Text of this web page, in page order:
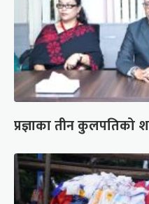
प्रज्ञाका तीन कुलपतिको